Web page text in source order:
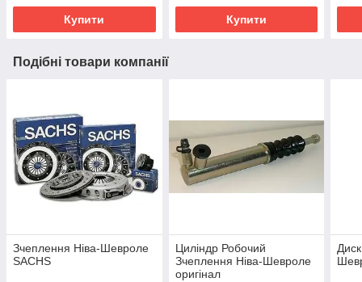
Купити Купити
Подібні товари компанії
Зчеплення Ніва-Шевроле
SACHS
Циліндр Робочий
Зчеплення Ніва-Шевроле
оригінал